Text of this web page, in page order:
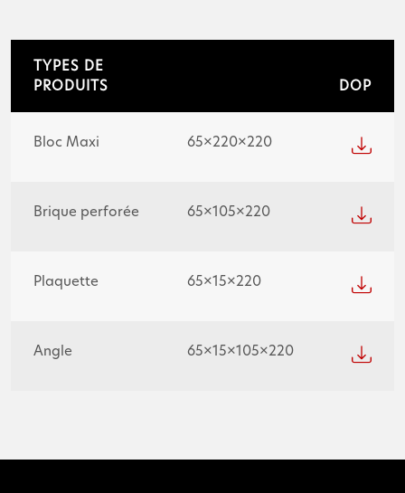
TYPES DE
PRODUITS
DOP
Bloc Maxi 65×220×220
Brique perforée 65×105×220
Plaquette 65×15×220
Angle 65×15×105×220